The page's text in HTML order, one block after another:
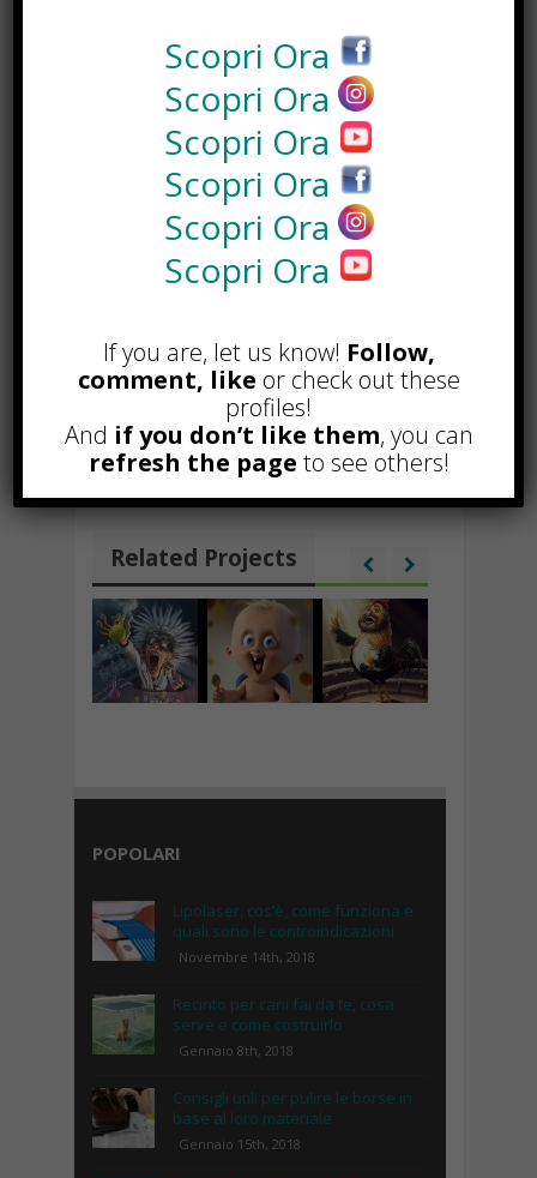
vehicula, lacus justo semper libero,
quis porttitor turpis odio sit amet
ligula. Duis dapibus fermentum orci,
nec malesuada libero vehicula ut.
Integer sodales, urna eget interdum
eleifend, nulla nibh laoreet nisl, quis
dignissim mauris dolor eget mi.
Donec at mauris enim. Duis nisi
tellus, adipiscing a convallis quis,
tristique vitae risus. Nullam
ultricies, nibh at mollis faucibus,
justo eros porttitor mi, quis auctor
lectus arcu sit amet nunc. Vivamus
gravida vehicula arcu, vitae
vulputate augue lacinia faucibus.
Related Projects
POPOLARI
Lipolaser, cos’è, come funziona e
quali sono le controindicazioni
Novembre 14th, 2018
Recinto per cani fai da te, cosa
serve e come costruirlo
Gennaio 8th, 2018
Consigli utili per pulire le borse in
base al loro materiale
Gennaio 15th, 2018
Scopri Ora
Scopri Ora
Scopri Ora
Scopri Ora
Scopri Ora
Scopri Ora
If you are, let us know! Follow,
comment, like or check out these
profiles!
And if you don’t like them, you can
refresh the page to see others!